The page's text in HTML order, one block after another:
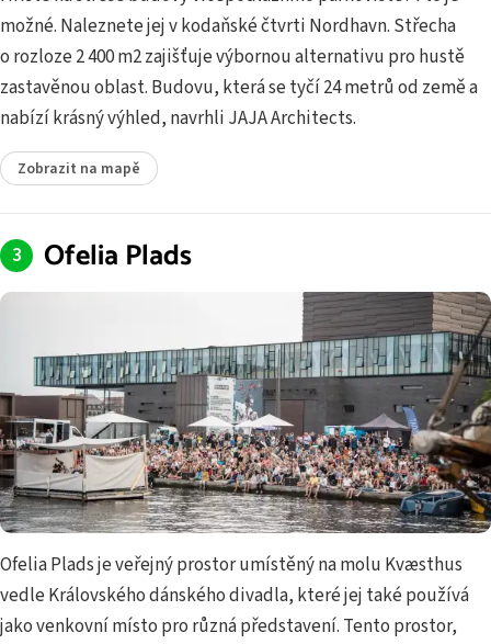
možné. Naleznete jej v kodaňské čtvrti Nordhavn. Střecha
o rozloze 2 400 m2 zajišťuje výbornou alternativu pro hustě
zastavěnou oblast. Budovu, která se tyčí 24 metrů od země a
nabízí krásný výhled, navrhli JAJA Architects.
Zobrazit na mapě
Ofelia Plads
Ofelia Plads je veřejný prostor umístěný na molu Kvæsthus
vedle Královského dánského divadla, které jej také používá
jako venkovní místo pro různá představení. Tento prostor,